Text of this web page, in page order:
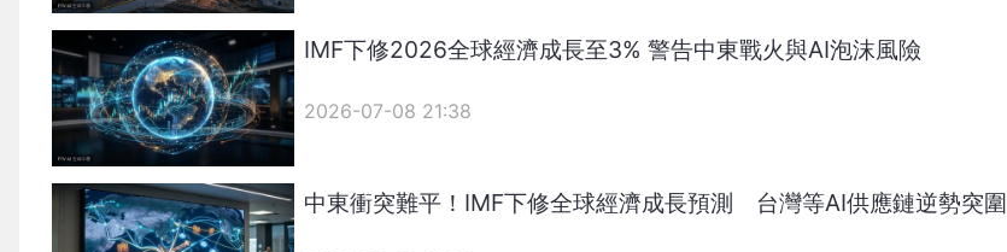
IMF下修2026全球經濟成長至3% 警告中東戰火與AI泡沫風險
2026-07-08 21:38
中東衝突難平！IMF下修全球經濟成長預測 台灣等AI供應鏈逆勢突圍